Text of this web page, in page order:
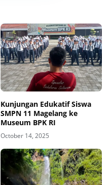
Kunjungan Edukatif Siswa
SMPN 11 Magelang ke
Museum BPK RI
October 14, 2025